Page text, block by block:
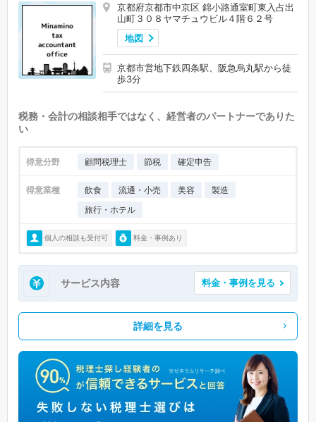
京都府京都市中京区 錦小路通室町東入占出
山町３０８ヤマチュウビル４階６２号
地図
京都市営地下鉄四条駅、阪急烏丸駅から徒
歩3分
税務・会計の相談相手ではなく、経営者のパートナーでありた
い
得意分野 顧問税理士 節税 確定申告
得意業種 飲食 流通・小売 美容
製造
旅行・ホテル
個人の相談も受付可 料金・事例あり
サービス内容 料金・事例を見る
詳細を見る